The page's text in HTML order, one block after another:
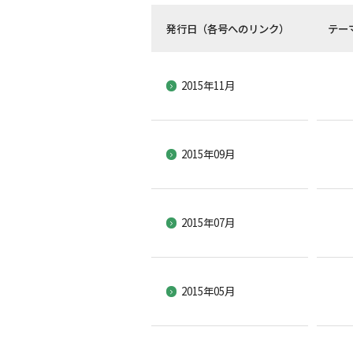
発行日（各号へのリンク） テー
2015年11月
2015年09月
2015年07月
2015年05月